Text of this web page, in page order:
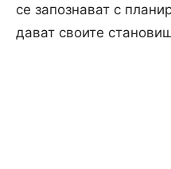
се запознават с
дават своите